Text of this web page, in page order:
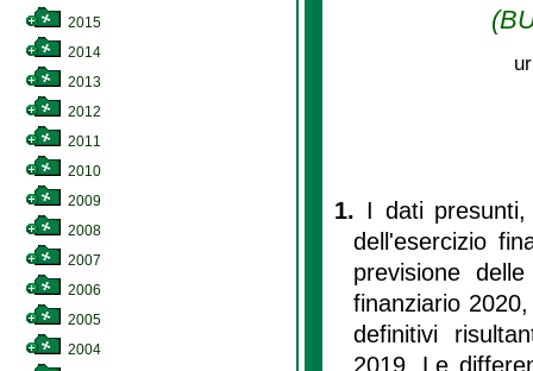
2015
2014
2013
2012
2011
2010
2009
2008
2007
2006
2005
2004
1. I dati
dell'esercizio
previsione
finanziario
definitivi
2019. Le